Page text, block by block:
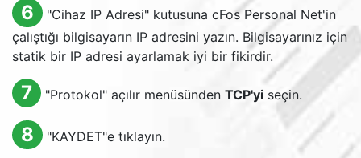
6
"Cihaz IP Adresi" kutusuna cFos Personal Net'in
çalıştığı bilgisayarın IP adresini yazın. Bilgisayarınız için
statik bir IP adresi ayarlamak iyi bir fikirdir.
7 "Protokol" açılır menüsünden TCP'yiseçin.
8 "KAYDET"e tıklayın.